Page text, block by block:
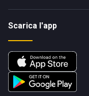
Scarica l'app